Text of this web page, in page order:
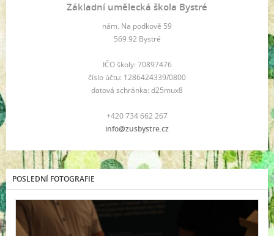
Základní umělecká škola Bystré
nám. Na podkově 59
569 92 Bystré
IČO školy: 70897476
číslo účtu: 1286424339/0800
datová schránka: d25mux8
+420 734 662 267
info@zusbystre.cz
POSLEDNÍ FOTOGRAFIE